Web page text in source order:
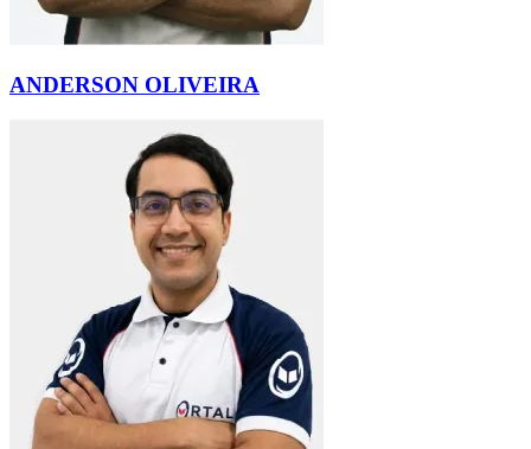
ANDERSON OLIVEIRA